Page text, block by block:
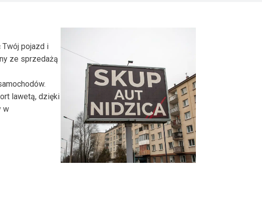
pojazd i
ze sprzedażą
lawetą, dzięki
w